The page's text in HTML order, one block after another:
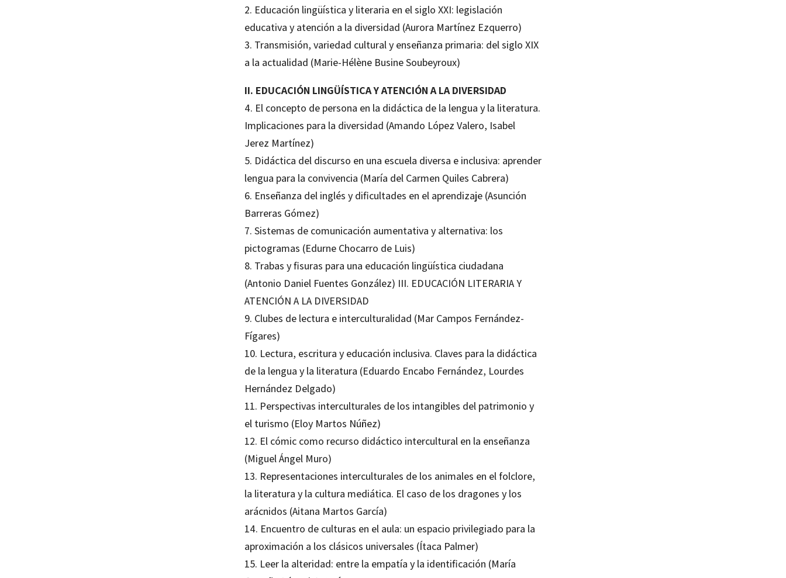
2. Educación lingüística y literaria en el siglo XXI: legislación
educativa y atención a la diversidad (Aurora Martínez Ezquerro)
3. Transmisión, variedad cultural y enseñanza primaria: del siglo XIX
a la actualidad (Marie-Hélène Busine Soubeyroux)
II. EDUCACIÓN LINGÜÍSTICA Y ATENCIÓN A LA DIVERSIDAD
4. El concepto de persona en la didáctica de la lengua y la literatura.
Implicaciones para la diversidad (Amando López Valero, Isabel
Jerez Martínez)
5. Didáctica del discurso en una escuela diversa e inclusiva: aprender
lengua para la convivencia (María del Carmen Quiles Cabrera)
6. Enseñanza del inglés y dificultades en el aprendizaje (Asunción
Barreras Gómez)
7. Sistemas de comunicación aumentativa y alternativa: los
pictogramas (Edurne Chocarro de Luis)
8. Trabas y fisuras para una educación lingüística ciudadana
(Antonio Daniel Fuentes González) III. EDUCACIÓN LITERARIA Y
ATENCIÓN A LA DIVERSIDAD
9. Clubes de lectura e interculturalidad (Mar Campos Fernández-
Fígares)
10. Lectura, escritura y educación inclusiva. Claves para la didáctica
de la lengua y la literatura (Eduardo Encabo Fernández, Lourdes
Hernández Delgado)
11. Perspectivas interculturales de los intangibles del patrimonio y
el turismo (Eloy Martos Núñez)
12. El cómic como recurso didáctico intercultural en la enseñanza
(Miguel Ángel Muro)
13. Representaciones interculturales de los animales en el folclore,
la literatura y la cultura mediática. El caso de los dragones y los
arácnidos (Aitana Martos García)
14. Encuentro de culturas en el aula: un espacio privilegiado para la
aproximación a los clásicos universales (Ítaca Palmer)
15. Leer la alteridad: entre la empatía y la identificación (María